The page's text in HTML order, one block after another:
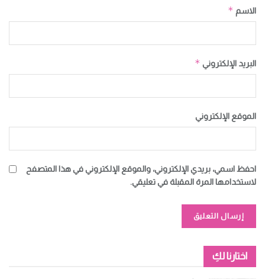
الاسم *
البريد الإلكتروني *
الموقع الإلكتروني
احفظ اسمي، بريدي الإلكتروني، والموقع الإلكتروني في هذا المتصفح
لاستخدامها المرة المقبلة في تعليقي.
Alternative:
اختارنا لكِ